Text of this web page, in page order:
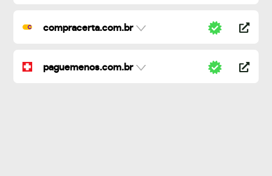
compracerta.com.br
paguemenos.com.br